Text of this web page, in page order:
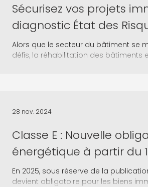
Sécurisez vos projets
diagnostic État des
Alors que le secteur du bâtiment se
défis, la réhabilitation des bâtiments
Classe E : Nouvelle
énergétique à partir du
En 2025, sous réserve de la
devient obligatoire pour les biens
28 nov. 2024